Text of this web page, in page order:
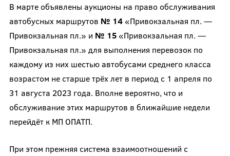
В марте объявлены аукционы на право обслуживания
автобусных маршрутов № 14«Привокзальная пл. —
Привокзальная пл.» и № 15«Привокзальная пл. —
Привокзальная пл.» для выполнения перевозок по
каждому из них шестью автобусами среднего класса
возрастом не старше трёх лет в период с 1 апреля по
31 августа 2023 года. Вполне вероятно, что и
обслуживание этих маршрутов в ближайшие недели
перейдёт к МП ОПАТП.
При этом прежняя система взаимоотношений с